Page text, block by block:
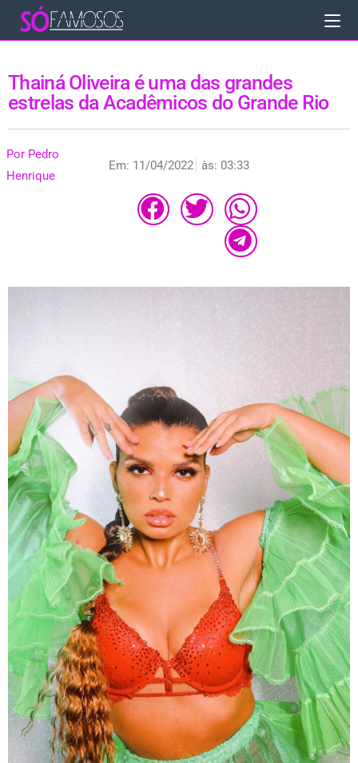
Thainá Oliveira é uma das grandes
estrelas da Acadêmicos do Grande Rio
Por Pedro
Henrique
Em: 11/04/2022 às: 03:33